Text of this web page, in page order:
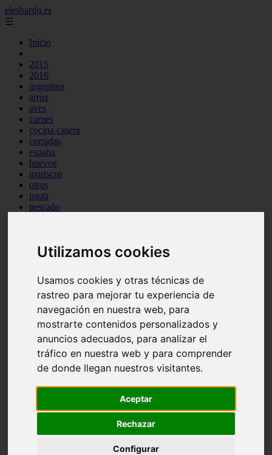
Utilizamos cookies
Usamos cookies y otras técnicas de
rastreo para mejorar tu experiencia de
navegación en nuestra web, para
mostrarte contenidos personalizados y
anuncios adecuados, para analizar el
tráfico en nuestra web y para comprender
de donde llegan nuestros visitantes.
Aceptar
Rechazar
Configurar
elesbardu.es
☰
Inicio
2015
2016
argentina
arroz
aves
carnes
cocina casera
comidas
espana
huevos
mariscos
otros
pasta
pescado
vocabulario de cocina
Madrid - pozuelo-de-alarcón
Teruel - sarrión
Cádiz - algodonales
Illes-balears - inca
Madrid - madrid
Málaga - torremolinos
Asturias - oviedo
Cádiz - el-puerto-de-santa-maría
Málaga - marbella
Barcelona - barcelona